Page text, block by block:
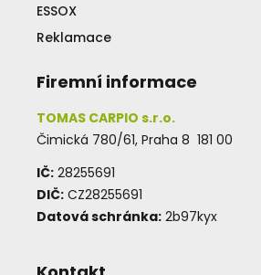
ESSOX
Reklamace
Firemní informace
TOMAS CARPIO s.r.o.
Čimická 780/61, Praha 8 181 00
IČ: 28255691
DIČ: CZ28255691
Datová schránka: 2b97kyx